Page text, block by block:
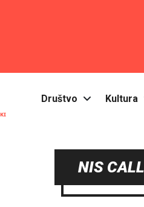
Društvo Kultura
NIS